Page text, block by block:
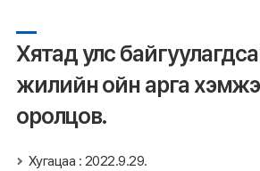
Хятад улс
жилийн ойн арга
оролцов.
Хугацаа : 2022.9.29.